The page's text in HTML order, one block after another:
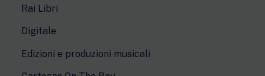
Rai Libri
Digitale
Edizioni e produzioni musicali